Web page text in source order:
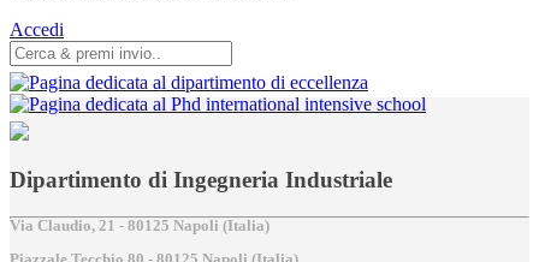
Accedi
Dipartimento di Ingegneria Industriale
Via Claudio, 21 - 80125 Napoli (Italia)